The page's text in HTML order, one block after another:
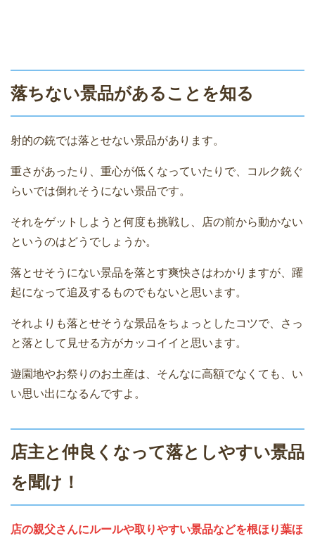
落ちない景品があることを知る
射的の銃では落とせない景品があります。
重さがあったり、重心が低くなっていたりで、コルク銃ぐ
らいでは倒れそうにない景品です。
それをゲットしようと何度も挑戦し、店の前から動かない
というのはどうでしょうか。
落とせそうにない景品を落とす爽快さはわかりますが、躍
起になって追及するものでもないと思います。
それよりも落とせそうな景品をちょっとしたコツで、さっ
と落として見せる方がカッコイイと思います。
遊園地やお祭りのお土産は、そんなに高額でなくても、い
い思い出になるんですよ。
店主と仲良くなって落としやすい景品
を聞け！
店の親父さんにルールや取りやすい景品などを根ほり葉ほ